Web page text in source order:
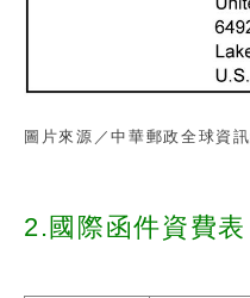
圖片來源／中華郵政全球資
2.國際函件資費表